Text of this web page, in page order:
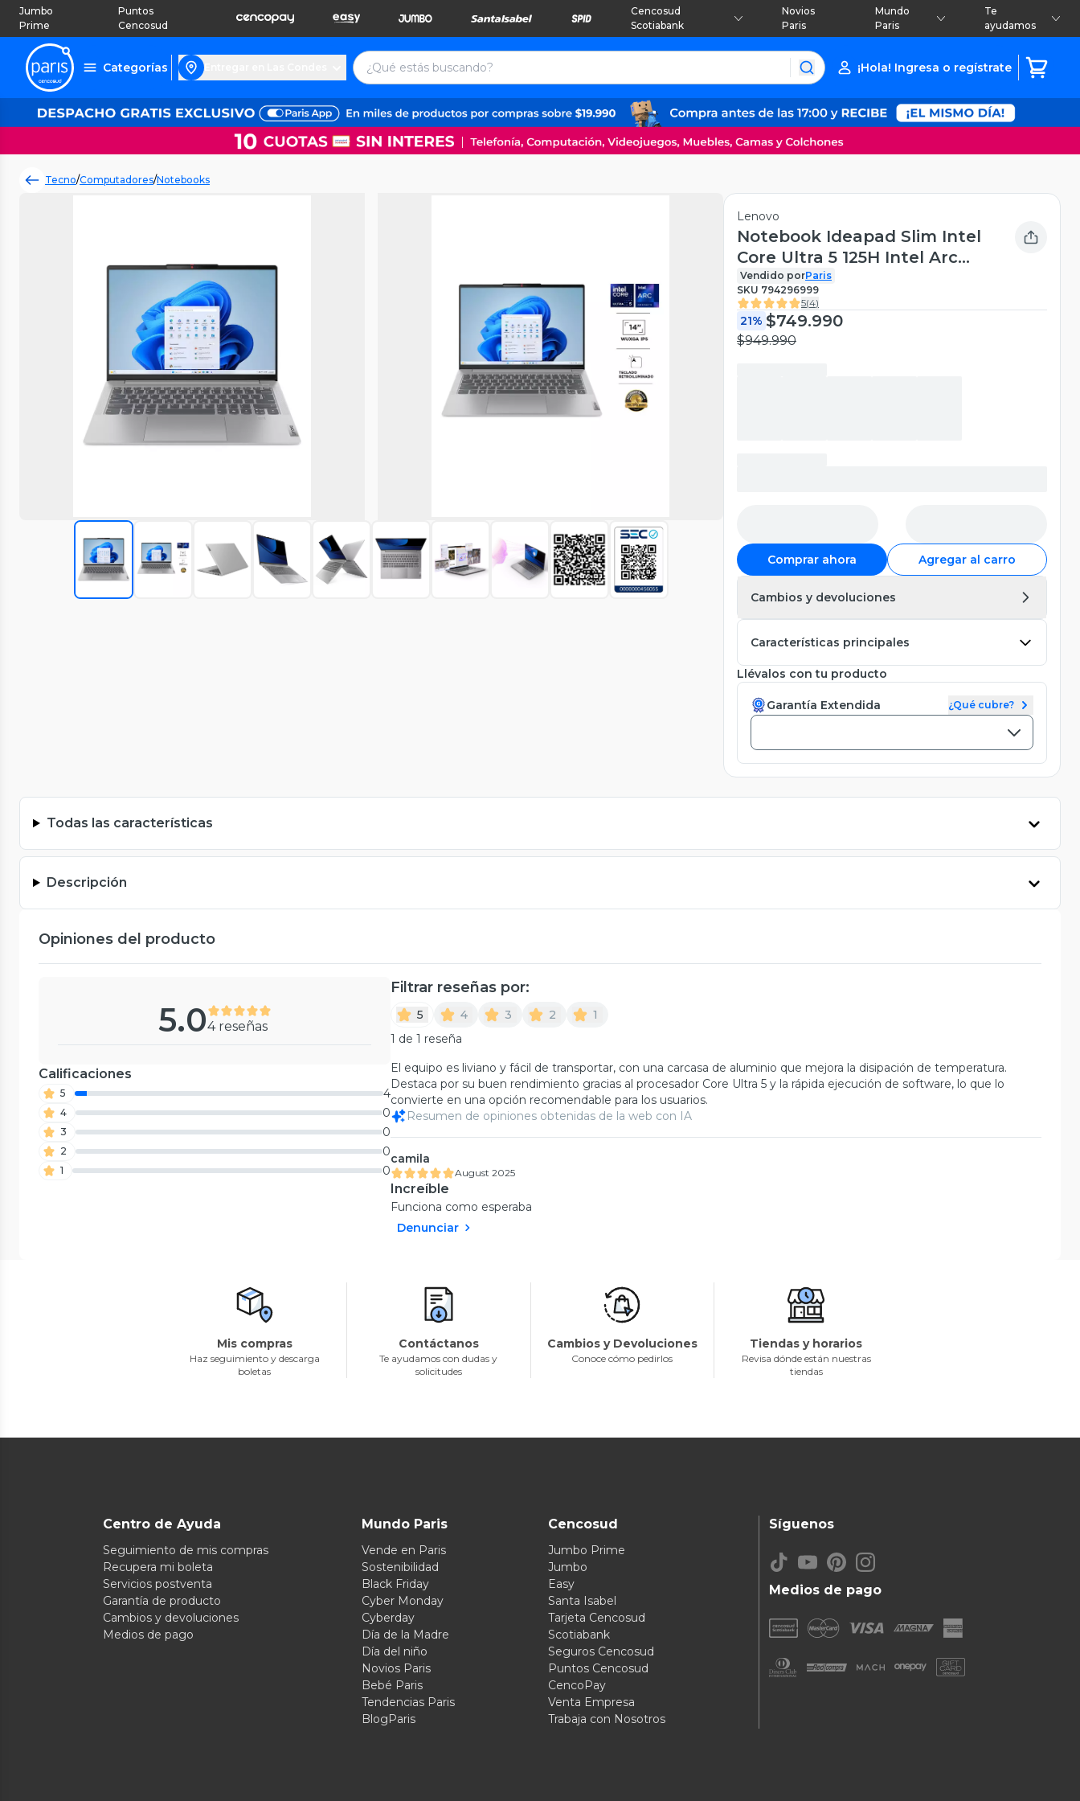
Jumbo
Prime
Puntos
Cencosud
Cencosud
Scotiabank
Novios
Paris
Mundo
Paris
Te
ayudamos
Categorías ¡Hola! Ingresa o regístrate
Tecno/Computadores/Notebooks
Lenovo
Notebook Ideapad Slim Intel
Core Ultra 5 125H Intel Arc
Graphics 16GB RAM 512GB
SSD 14'' WUXGA
Vendido porParis
SKU 794296999
5(4)
21% $749.990
$949.990
Comprar ahora Agregar al carro
Cambios y devoluciones
Características principales
Llévalos con tu producto
Garantía Extendida ¿Qué cubre?
Todas las características
Descripción
Opiniones del producto
5.04 reseñas
Calificaciones
5 4
4 0
3 0
2 0
1 0
Filtrar reseñas por:
5 4 3 2
1
1 de 1 reseña
El equipo es liviano y fácil de transportar, con una carcasa de aluminio que mejora la disipación de temperatura.
Destaca por su buen rendimiento gracias al procesador Core Ultra 5 y la rápida ejecución de software, lo que lo
convierte en una opción recomendable para los usuarios.
Resumen de opiniones obtenidas de la web con IA
camila
August 2025
Increíble
Funciona como esperaba
Denunciar
Mis compras
Haz seguimiento y descarga
boletas
Contáctanos
Te ayudamos con dudas y
solicitudes
Cambios y Devoluciones
Conoce cómo pedirlos
Tiendas y horarios
Revisa dónde están nuestras
tiendas
Centro de Ayuda
Seguimiento de mis compras
Recupera mi boleta
Servicios postventa
Garantía de producto
Cambios y devoluciones
Medios de pago
Mundo Paris
Vende en Paris
Sostenibilidad
Black Friday
Cyber Monday
Cyberday
Día de la Madre
Día del niño
Novios Paris
Bebé Paris
Tendencias Paris
BlogParis
Cencosud
Jumbo Prime
Jumbo
Easy
Santa Isabel
Tarjeta Cencosud
Scotiabank
Seguros Cencosud
Puntos Cencosud
CencoPay
Venta Empresa
Trabaja con Nosotros
Medios de pago
Síguenos